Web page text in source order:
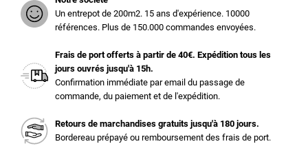
Un entrepot de 200m2. 15 ans d'expérience. 10000
références. Plus de 150.000 commandes envoyées.
Frais de port offerts à partir de 40€. Expédition tous les
jours ouvrés jusqu'à 15h.
Confirmation immédiate par email du passage de
commande, du paiement et de l'expédition.
Retours de marchandises gratuits jusqu'à 180 jours.
Bordereau prépayé ou remboursement des frais de port.